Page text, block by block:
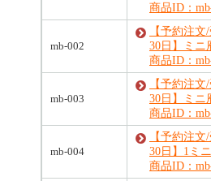
商品ID：
mb-002
【予約注
30日】ミニ
商品ID：
mb-003
【予約注
30日】ミニ
商品ID：
mb-004
【予約注
30日】1ミ
商品ID：